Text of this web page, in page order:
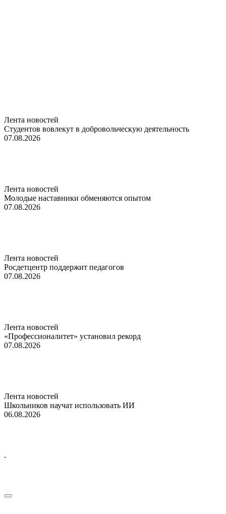
Лента новостей
Студентов вовлекут в добровольческую деятельность
07.08.2026
Лента новостей
Молодые наставники обменяются опытом
07.08.2026
Лента новостей
Росдетцентр поддержит педагогов
07.08.2026
Лента новостей
«Профессионалитет» установил рекорд
07.08.2026
Лента новостей
Школьников научат использовать ИИ
06.08.2026